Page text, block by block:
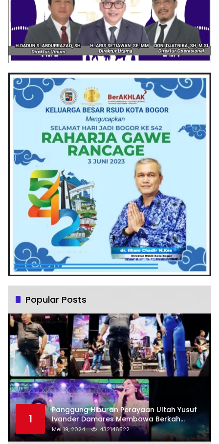
Popular Posts
1
Panggung Hiburan Perayaan Ultah Yusuf
Ivander Damares Membawa Berkah
Warga Kejapanan
Mei 19, 2024 432146522